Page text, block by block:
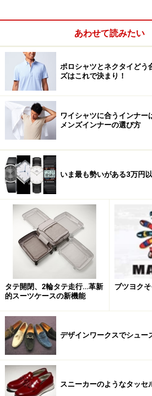
あわせて読みたい
ポロシャツとネクタイどう
ズはこれで決まり！
ワイシャツに合うインナー
メンズインナーの選び方
いま最も勢いがある3万円
タテ開閉、2輪タテ走行…革新
的スーツケースの新機能
ブツヨク
デザインワークスでシュー
スニーカーのようなタッセ